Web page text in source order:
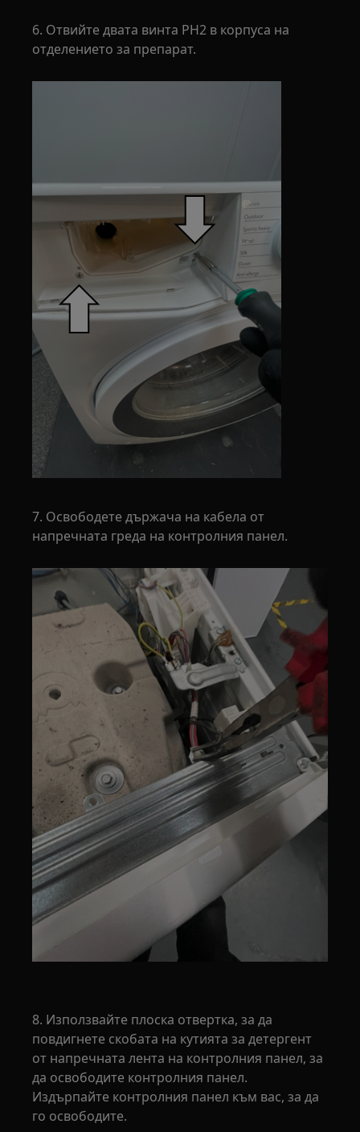
6. Отвийте двата винта PH2 в корпуса на
отделението за препарат.
7. Освободете държача на кабела от
напречната греда на контролния панел.
8. Използвайте плоска отвертка, за да
повдигнете скобата на кутията за детергент
от напречната лента на контролния панел, за
да освободите контролния панел.
Издърпайте контролния панел към вас, за да
го освободите.